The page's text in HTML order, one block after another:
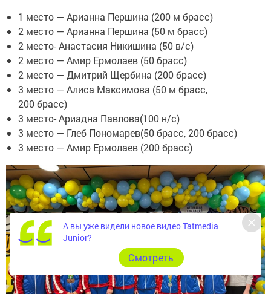
1 место — Арианна Першина (200 м брасс)
2 место — Арианна Першина (50 м брасс)
2 место- Анастасия Никишина (50 в/с)
2 место — Амир Ермолаев (50 брасс)
2 место — Дмитрий Щербина (200 брасс)
3 место — Алиса Максимова (50 м брасс,
200 брасс)
3 место- Ариадна Павлова(100 н/с)
3 место — Глеб Пономарев(50 брасс, 200 брасс)
3 место — Амир Ермолаев (200 брасс)
А вы уже видели новое видео Tatmedia
Junior?
Cмотреть